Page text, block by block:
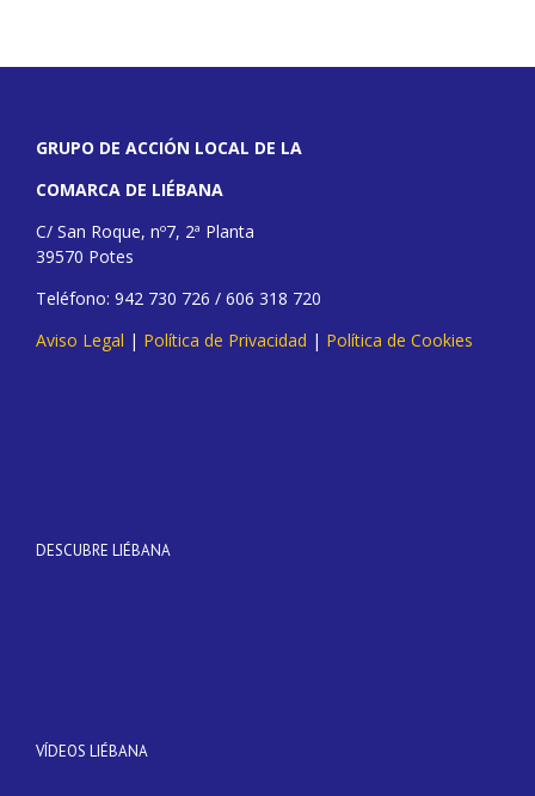
GRUPO DE ACCIÓN LOCAL DE LA
COMARCA DE LIÉBANA
C/ San Roque, nº7, 2ª Planta
39570 Potes
Teléfono: 942 730 726 / 606 318 720
Aviso Legal | Política de Privacidad | Política de Cookies
DESCUBRE LIÉBANA
VÍDEOS LIÉBANA